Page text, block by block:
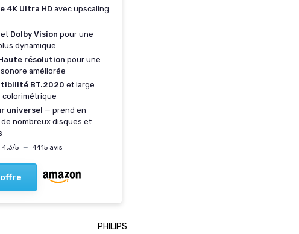
4K Ultra HD avec upscaling
et Dolby Vision pour une
dynamique
résolution pour une
améliorée
BT.2020 et large
colorimétrique
universel — prend en
nombreux disques et
4,3/5 — 4415 avis
‎PHILIPS